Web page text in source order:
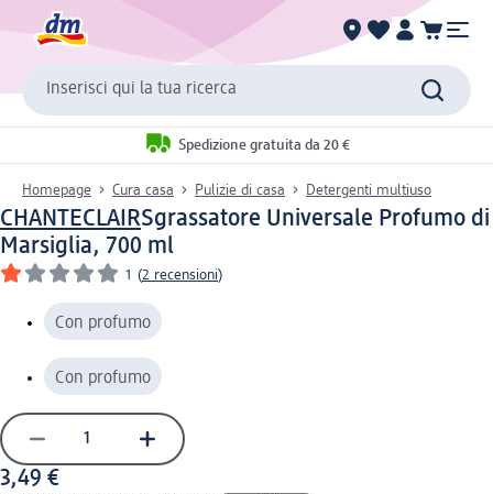
Inserisci qui la tua ricerca
Spedizione gratuita da 20 €
Homepage Cura casa Pulizie di casa Detergenti multiuso
CHANTECLAIRSgrassatore Universale Profumo di
Marsiglia, 700 ml
1 (2 recensioni)
Con profumo
Con profumo
3,49 €